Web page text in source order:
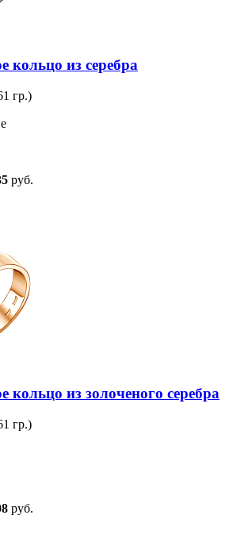
кольцо из серебра
гр.)
руб.
кольцо из золоченого серебра
гр.)
руб.